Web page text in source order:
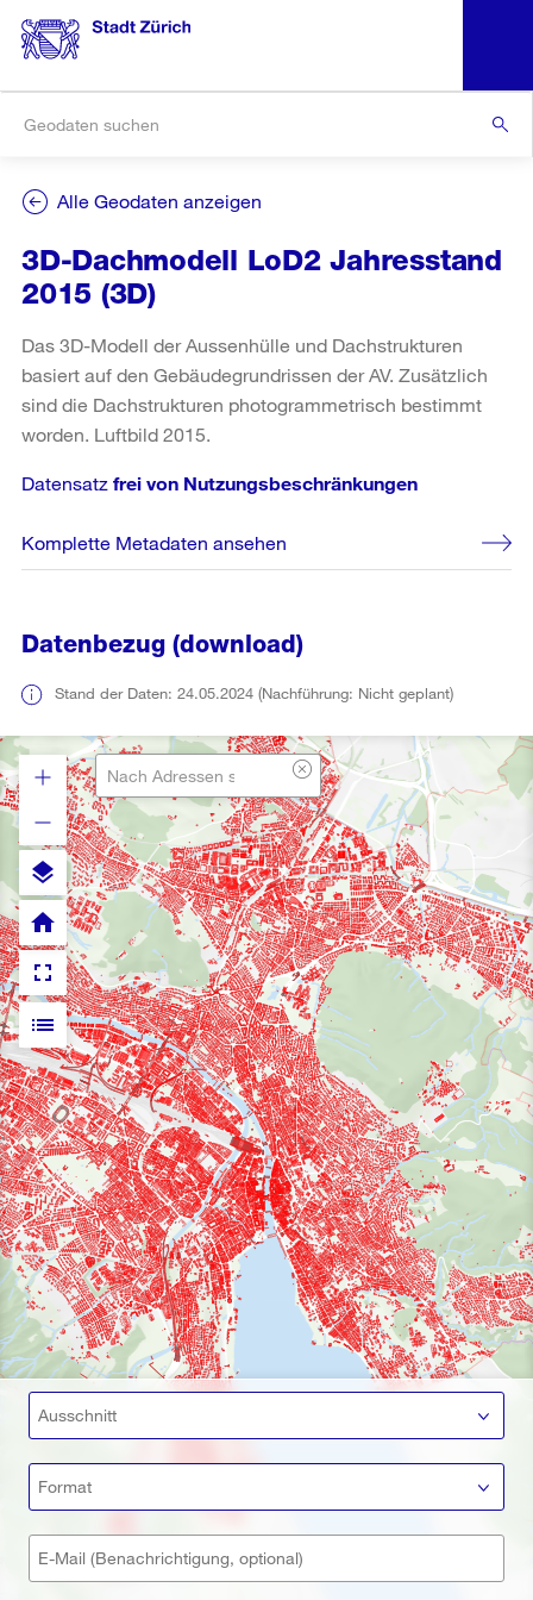
Alle Geodaten anzeigen
3D-Dachmodell LoD2 Jahresstand
2015 (3D)
Das 3D-Modell der Aussenhülle und Dachstrukturen
basiert auf den Gebäudegrundrissen der AV. Zusätzlich
sind die Dachstrukturen photogrammetrisch bestimmt
worden. Luftbild 2015.
Datensatz frei von Nutzungsbeschränkungen
Komplette Metadaten ansehen
Datenbezug (download)
Stand der Daten: 24.05.2024 (Nachführung: Nicht geplant)
layers
fullscreen
home
list
Ausschnitt
Format
E-Mail (Benachrichtigung, optional)